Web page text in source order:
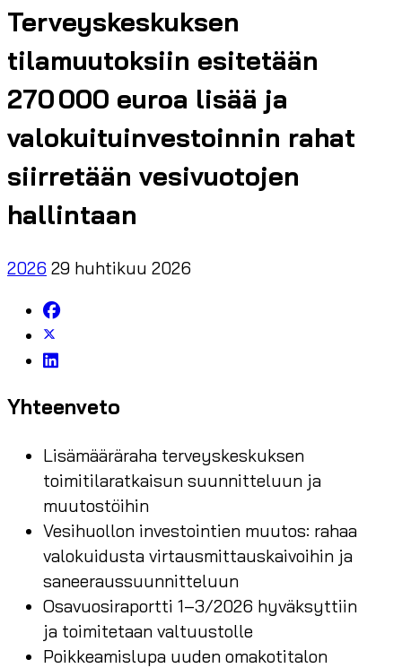
Terveyskeskuksen
tilamuutoksiin esitetään
270 000 euroa lisää ja
valokuituinvestoinnin rahat
siirretään vesivuotojen
hallintaan
2026 29 huhtikuu 2026
Yhteenveto
Lisämääräraha terveyskeskuksen
toimitilaratkaisun suunnitteluun ja
muutostöihin
Vesihuollon investointien muutos: rahaa
valokuidusta virtausmittauskaivoihin ja
saneeraussuunnitteluun
Osavuosiraportti 1–3/2026 hyväksyttiin
ja toimitetaan valtuustolle
Poikkeamislupa uuden omakotitalon